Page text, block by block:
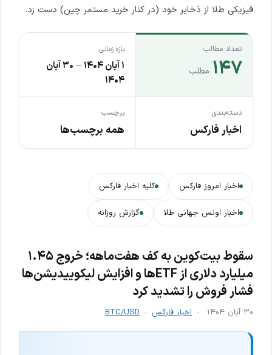
فیزیکی طلا از ذخایر خود (در کنار خرید مستمر چین) دست زد.
تعداد مطالب
۱۴۷ مطلب
بازه زمانی
۱ آبان ۱۴۰۴ –
۳۰ آبان
۱۴۰۴
دسته‌بندی
اخبار فارکس
برچسب
همه برچسب‌ها
اخبار امروز فارکس کلیه اخبار فارکس
اخبار اونس جهانی طلا گزارش روزانه
سقوط بیت‌کوین به کف هفت‌ماهه؛ خروج ۱.۴۵
میلیارد دلاری از ETFها و افزایش لیکوییدیشن‌ها
فشار فروش را تشدید کرد
۳۰ آبان ۱۴۰۴ اخبار فارکس BTC/USD